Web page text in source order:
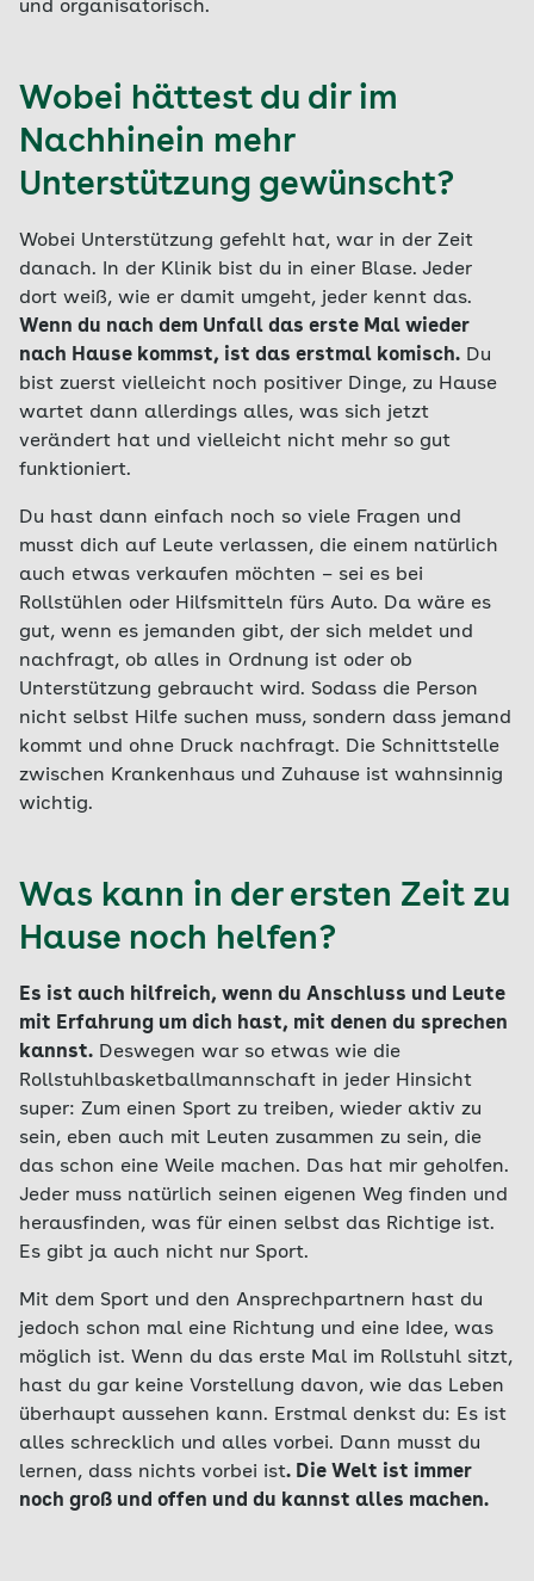
und organisatorisch.
Wobei hättest du dir im
Nachhinein mehr
Unterstützung gewünscht?
Wobei Unterstützung gefehlt hat, war in der Zeit
danach. In der Klinik bist du in einer Blase. Jeder
dort weiß, wie er damit umgeht, jeder kennt das.
Wenn du nach dem Unfall das erste Mal wieder
nach Hause kommst, ist das erstmal komisch. Du
bist zuerst vielleicht noch positiver Dinge, zu Hause
wartet dann allerdings alles, was sich jetzt
verändert hat und vielleicht nicht mehr so gut
funktioniert.
Du hast dann einfach noch so viele Fragen und
musst dich auf Leute verlassen, die einem natürlich
auch etwas verkaufen möchten – sei es bei
Rollstühlen oder Hilfsmitteln fürs Auto. Da wäre es
gut, wenn es jemanden gibt, der sich meldet und
nachfragt, ob alles in Ordnung ist oder ob
Unterstützung gebraucht wird. Sodass die Person
nicht selbst Hilfe suchen muss, sondern dass jemand
kommt und ohne Druck nachfragt. Die Schnittstelle
zwischen Krankenhaus und Zuhause ist wahnsinnig
wichtig.
Was kann in der ersten Zeit zu
Hause noch helfen?
Es ist auch hilfreich, wenn du Anschluss und Leute
mit Erfahrung um dich hast, mit denen du sprechen
kannst. Deswegen war so etwas wie die
Rollstuhlbasketballmannschaft in jeder Hinsicht
super: Zum einen Sport zu treiben, wieder aktiv zu
sein, eben auch mit Leuten zusammen zu sein, die
das schon eine Weile machen. Das hat mir geholfen.
Jeder muss natürlich seinen eigenen Weg finden und
herausfinden, was für einen selbst das Richtige ist.
Es gibt ja auch nicht nur Sport.
Mit dem Sport und den Ansprechpartnern hast du
jedoch schon mal eine Richtung und eine Idee, was
möglich ist. Wenn du das erste Mal im Rollstuhl sitzt,
hast du gar keine Vorstellung davon, wie das Leben
überhaupt aussehen kann. Erstmal denkst du: Es ist
alles schrecklich und alles vorbei. Dann musst du
lernen, dass nichts vorbei ist. Die Welt ist immer
noch groß und offen und du kannst alles machen.